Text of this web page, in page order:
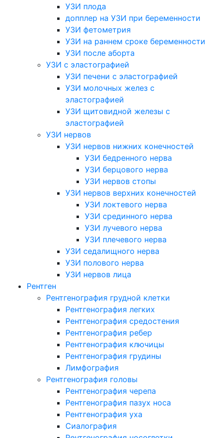
УЗИ плода
допплер на УЗИ при беременности
УЗИ фетометрия
УЗИ на раннем сроке беременности
УЗИ после аборта
УЗИ с эластографией
УЗИ печени с эластографией
УЗИ молочных желез с
эластографией
УЗИ щитовидной железы с
эластографией
УЗИ нервов
УЗИ нервов нижних конечностей
УЗИ бедренного нерва
УЗИ берцового нерва
УЗИ нервов стопы
УЗИ нервов верхних конечностей
УЗИ локтевого нерва
УЗИ срединного нерва
УЗИ лучевого нерва
УЗИ плечевого нерва
УЗИ седалищного нерва
УЗИ полового нерва
УЗИ нервов лица
Рентген
Рентгенография грудной клетки
Рентгенография легких
Рентгенография средостения
Рентгенография ребер
Рентгенография ключицы
Рентгенография грудины
Лимфография
Рентгенография головы
Рентгенография черепа
Рентгенография пазух носа
Рентгенография уха
Сиалография